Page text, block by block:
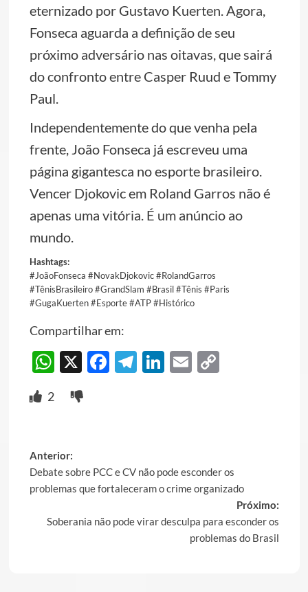
eternizado por Gustavo Kuerten. Agora,
Fonseca aguarda a definição de seu
próximo adversário nas oitavas, que sairá
do confronto entre Casper Ruud e Tommy
Paul.
Independentemente do que venha pela
frente, João Fonseca já escreveu uma
página gigantesca no esporte brasileiro.
Vencer Djokovic em Roland Garros não é
apenas uma vitória. É um anúncio ao
mundo.
Hashtags:
#JoãoFonseca #NovakDjokovic #RolandGarros
#TênisBrasileiro #GrandSlam #Brasil #Tênis #Paris
#GugaKuerten #Esporte #ATP #Histórico
Compartilhar em:
WhatsApp
X Facebook
Telegram
LinkedIn
EmailCopy
2
Post
navigation
Anterior:
Debate sobre PCC e CV não pode esconder os
problemas que fortaleceram o crime organizado
Próximo:
Soberania não pode virar desculpa para esconder os
problemas do Brasil